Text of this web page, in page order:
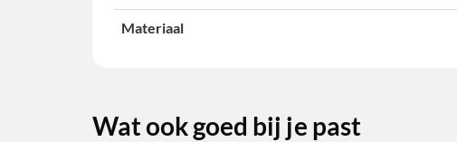
Materiaal
Wat ook goed bij je past